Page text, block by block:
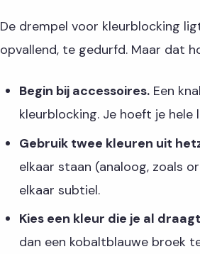
De drempel voor kleurblocking
opvallend, te gedurfd. Maar dat
Begin bij accessoires.Een
kleurblocking. Je hoeft je
Gebruik twee kleuren uit
elkaar staan (analoog, zoals
elkaar subtiel.
Kies een kleur die je al
dan een kobaltblauwe broek